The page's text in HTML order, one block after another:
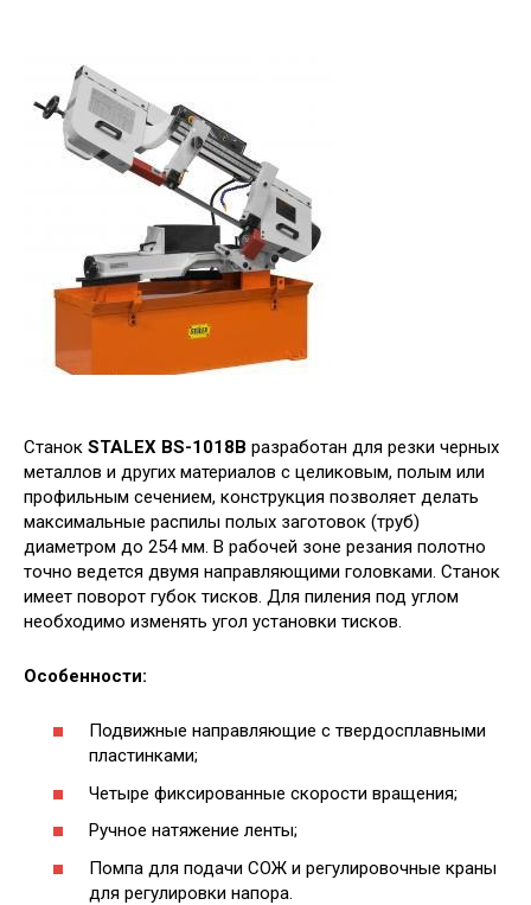
Станок STALEX BS-1018B разработан для резки черных
металлов и других материалов с целиковым, полым или
профильным сечением, конструкция позволяет делать
максимальные распилы полых заготовок (труб)
диаметром до 254 мм. В рабочей зоне резания полотно
точно ведется двумя направляющими головками. Станок
имеет поворот губок тисков. Для пиления под углом
необходимо изменять угол установки тисков.
Особенности:
Подвижные направляющие с твердосплавными
пластинками;
Четыре фиксированные скорости вращения;
Ручное натяжение ленты;
Помпа для подачи СОЖ и регулировочные краны
для регулировки напора.